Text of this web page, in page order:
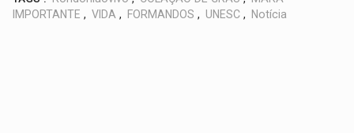
IMPORTANTE , VIDA , FORMANDOS , UNESC , Notícia